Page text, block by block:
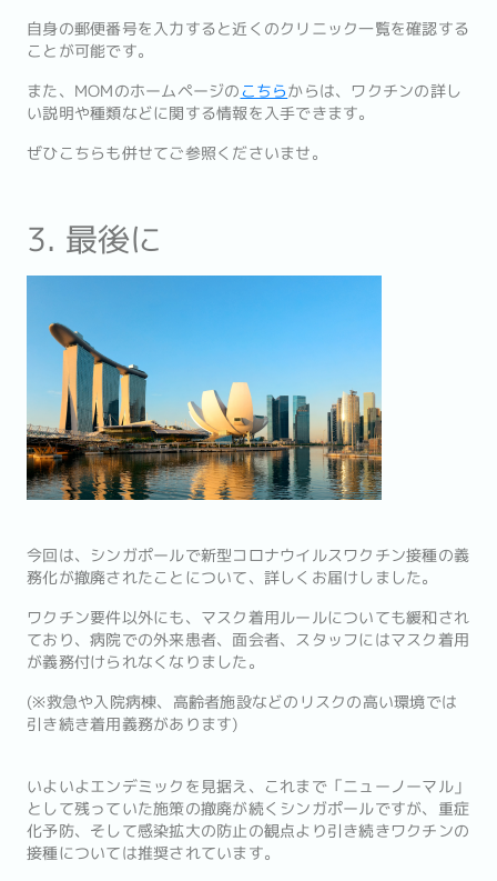
自身の郵便番号を入力すると近くのクリニック一覧を確認する
ことが可能です。
また、MOMのホームページのこちらからは、ワクチンの詳し
い説明や種類などに関する情報を入手できます。
ぜひこちらも併せてご参照くださいませ。
3. 最後に
今回は、シンガポールで新型コロナウイルスワクチン接種の義
務化が撤廃されたことについて、詳しくお届けしました。
ワクチン要件以外にも、マスク着用ルールについても緩和され
ており、病院での外来患者、面会者、スタッフにはマスク着用
が義務付けられなくなりました。
(※救急や入院病棟、高齢者施設などのリスクの高い環境では
引き続き着用義務があります)
いよいよエンデミックを見据え、これまで「ニューノーマル」
として残っていた施策の撤廃が続くシンガポールですが、重症
化予防、そして感染拡大の防止の観点より引き続きワクチンの
接種については推奨されています。